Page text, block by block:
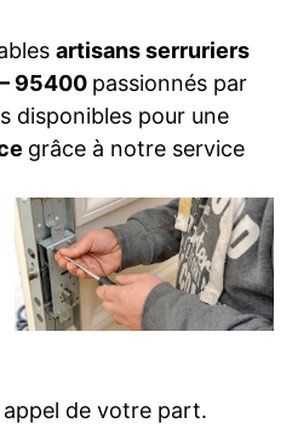
artisans serruriers
– 95400 passionnés par
disponibles pour une
grâce à notre service
appel de votre part.